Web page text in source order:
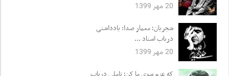
20 مهر 1399
شجریان؛ معمار صدا: یادداشتی
درباب استاد ...
20 مهر 1399